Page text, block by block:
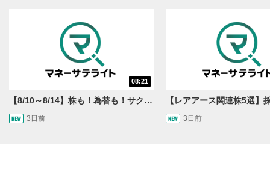
SNSやメールなどで動画を共有・シェアすることがで
きます。
スマートフォンで視聴の場合は動画再生エリア右上のメニュ
ー内にあります。
再生位置を示しています。再生したい位置をクリック
するとその位置から動画が再生されます。
08:21
【8/10～8/14】株も！為替も！サクッと！来週のマーケット見通し＜Next View＞
3日前 3日前